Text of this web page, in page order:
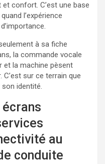
et confort. C’est une base
l’expérience
à sa fiche
la commande vocale
et la machine pèsent
sur ce terrain que
identité.
au
conduite